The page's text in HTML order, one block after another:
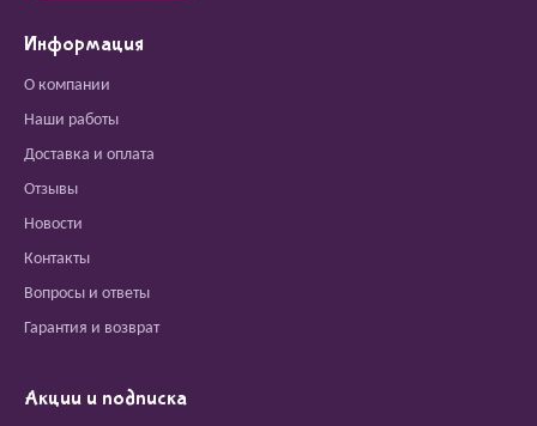
Информация
О компании
Наши работы
Доставка и оплата
Отзывы
Новости
Контакты
Вопросы и ответы
Гарантия и возврат
Акции и подписка